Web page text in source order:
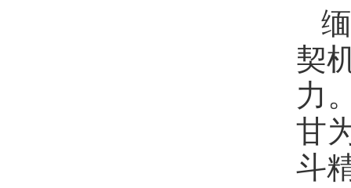
契
力
甘
斗